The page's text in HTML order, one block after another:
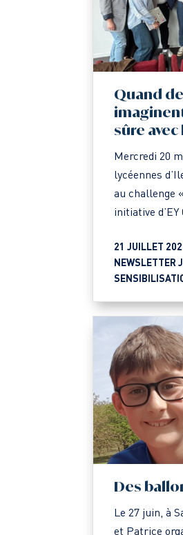
Quand
sûre avec
Mercredi 20
lycéennes
au challenge
initiative
21 JUILLET
NEWSLETTER
Des
Le 27 juin, à
et Patrice